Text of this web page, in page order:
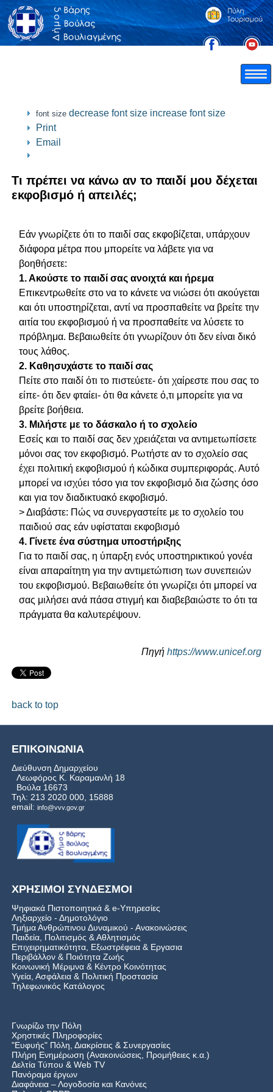
font size decrease font size increase font size
Print
Email
Τι πρέπει να κάνω αν το παιδί μου δέχεται
εκφοβισμό ή απειλές;
Εάν γνωρίζετε ότι το παιδί σας εκφοβίζεται, υπάρχουν
διάφορα μέτρα που μπορείτε να λάβετε για να
βοηθήσετε:
1. Ακούστε το παιδί σας ανοιχτά και ήρεμα
Επικεντρωθείτε στο να το κάνετε να νιώσει ότι ακούγεται
και ότι υποστηρίζεται, αντί να προσπαθείτε να βρείτε την
αιτία του εκφοβισμού ή να προσπαθείτε να λύσετε το
πρόβλημα. Βεβαιωθείτε ότι γνωρίζουν ότι δεν είναι δικό
τους λάθος.
2. Καθησυχάστε το παιδί σας
Πείτε στο παιδί ότι το πιστεύετε- ότι χαίρεστε που σας το
είπε- ότι δεν φταίει- ότι θα κάνετε ό,τι μπορείτε για να
βρείτε βοήθεια.
3. Μιλήστε με το δάσκαλο ή το σχολείο
Εσείς και το παιδί σας δεν χρειάζεται να αντιμετωπίσετε
μόνοι σας τον εκφοβισμό. Ρωτήστε αν το σχολείο σας
έχει πολιτική εκφοβισμού ή κώδικα συμπεριφοράς. Αυτό
μπορεί να ισχύει τόσο για τον εκφοβισμό δια ζώσης όσο
και για τον διαδικτυακό εκφοβισμό.
> Διαβάστε: Πώς να συνεργαστείτε με το σχολείο του
παιδιού σας εάν υφίσταται εκφοβισμό
4. Γίνετε ένα σύστημα υποστήριξης
Για το παιδί σας, η ύπαρξη ενός υποστηρικτικού γονέα
είναι απαραίτητη για την αντιμετώπιση των συνεπειών
του εκφοβισμού. Βεβαιωθείτε ότι γνωρίζει ότι μπορεί να
σας μιλήσει ανά πάσα στιγμή και διαβεβαιώστε το ότι τα
πράγματα θα καλυτερέψουν.
Πηγή https://www.unicef.org
back to top
ΕΠΙΚΟΙΝΩΝΙΑ
Διεύθυνση Δημαρχείου
Λεωφόρος Κ. Καραμανλή 18
Βούλα 16673
Τηλ: 213 2020 000, 15888
email: info@vvv.gov.gr
ΧΡΗΣΙΜΟΙ ΣΥΝΔΕΣΜΟΙ
Ψηφιακά Πιστοποιητικά & e-Υπηρεσίες
Ληξιαρχείο - Δημοτολόγιο
Τμήμα Ανθρώπινου Δυναμικού - Ανακοινώσεις
Παιδεία, Πολιτισμός & Αθλητισμός
Επιχειρηματικότητα, Εξωστρέφεια & Εργασια
Περιβάλλον & Ποιότητα Ζωής
Kοινωνική Μέριμνα & Κέντρο Κοινότητας
Υγεία, Ασφάλεια & Πολιτική Προστασία
Τηλεφωνικός Κατάλογος
Γνωρίζω την Πόλη
Χρηστικές Πληροφορίες
"Ευφυής" Πόλη, Διακρίσεις & Συνεργασίες
Πλήρη Ενημέρωση (Ανακοινώσεις, Προμήθειες κ.α.)
Δελτία Τύπου & Web TV
Πανόραμα έργων
Διαφάνεια – Λογοδοσία και Κανόνες